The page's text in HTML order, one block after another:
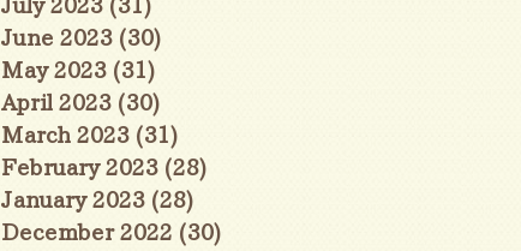
July 2023 (31)
June 2023 (30)
May 2023 (31)
April 2023 (30)
March 2023 (31)
February 2023 (28)
January 2023 (28)
December 2022 (30)